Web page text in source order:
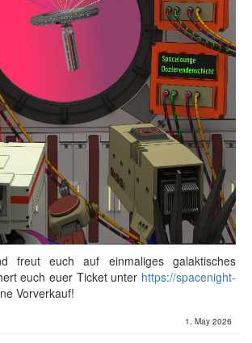
freut euch auf einmaliges galaktisches
euch euer Ticket unter https://spacenight-
Vorverkauf!
1. May 2026